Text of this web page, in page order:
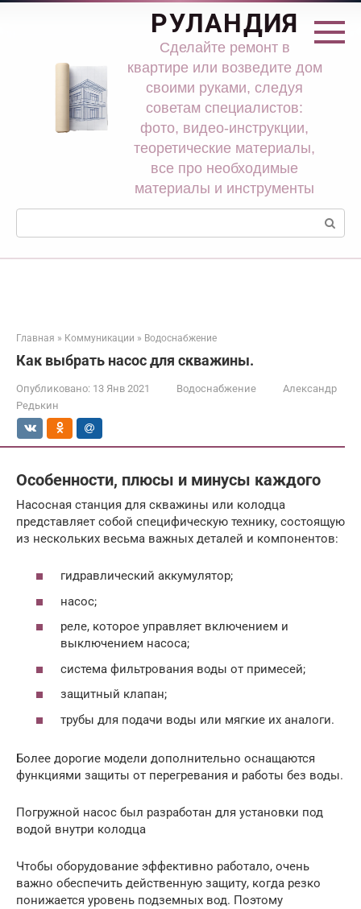
Перейти
РУЛАНДИЯ
Сделайте ремонт в
квартире или возведите дом
своими руками, следуя
советам специалистов:
фото, видео-инструкции,
теоретические материалы,
все про необходимые
материалы и инструменты
Поиск:
Главная » Коммуникации » Водоснабжение
Как выбрать насос для скважины.
Опубликовано: 13 Янв 2021 Водоснабжение
Александр
Редькин
Особенности, плюсы и минусы каждого
Насосная станция для скважины или колодца
представляет собой специфическую технику, состоящую
из нескольких весьма важных деталей и компонентов:
гидравлический аккумулятор;
насос;
реле, которое управляет включением и
выключением насоса;
система фильтрования воды от примесей;
защитный клапан;
трубы для подачи воды или мягкие их аналоги.
Более дорогие модели дополнительно оснащаются
функциями защиты от перегревания и работы без воды.
Погружной насос был разработан для установки под
водой внутри колодца
Чтобы оборудование эффективно работало, очень
важно обеспечить действенную защиту, когда резко
понижается уровень подземных вод. Поэтому